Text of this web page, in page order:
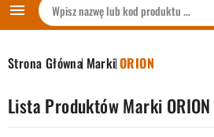

Strona Główna MarkiORION
Lista Produktów Marki ORION